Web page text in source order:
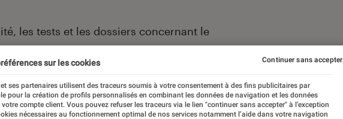
les tests et les dossiers concernant le
sur les cookies
et ses partenaires utilisent des traceurs soumis à votre consentement à des fins publicitaires par
pour la création de profils personnalisés en combinant les données de navigation et les données
votre compte client. Vous pouvez refuser les traceurs via le lien "continuer sans accepter" à l’exception
nécessaires au fonctionnement optimal de nos services notamment l’aide dans votre navigation
Continuer sans accepter